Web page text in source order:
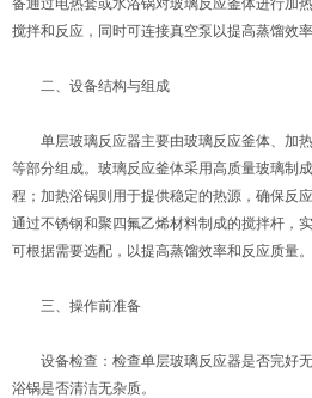
备通过电热套或水浴锅对玻璃反应釜体进行加
搅拌和反应，同时可连接真空泵以提高蒸馏效率
二、设备结构与组成
单层玻璃反应器主要由玻璃反应釜体、加热
等部分组成。玻璃反应釜体采用高质量玻璃制
程；加热浴锅则用于提供稳定的热源，确保反
通过不锈钢和聚四氟乙烯材料制成的搅拌杆，
可根据需要选配，以提高蒸馏效率和反应质量。
三、操作前准备
设备检查：检查单层玻璃反应器是否完好无
浴锅是否清洁无杂质。